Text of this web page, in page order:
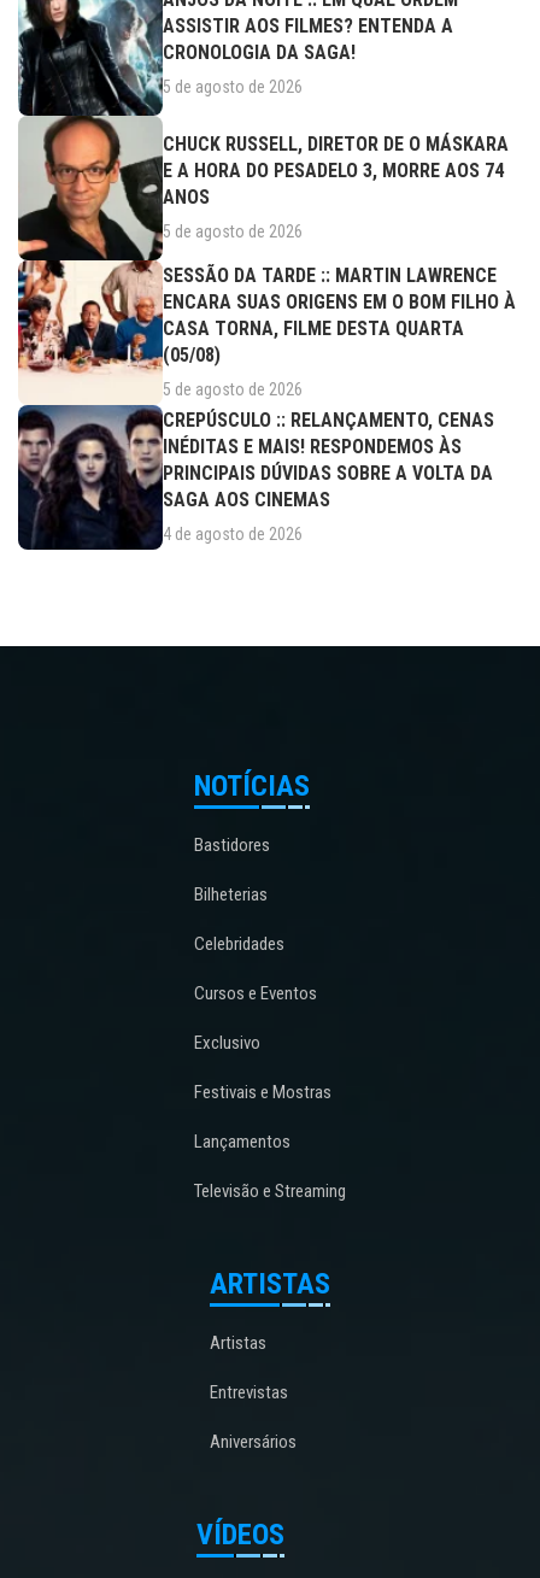
ASSISTIR AOS FILMES? ENTENDA A
CRONOLOGIA DA SAGA!
5 de agosto de 2026
CHUCK RUSSELL, DIRETOR DE O MÁSKARA
E A HORA DO PESADELO 3, MORRE AOS 74
ANOS
5 de agosto de 2026
SESSÃO DA TARDE :: MARTIN LAWRENCE
ENCARA SUAS ORIGENS EM O BOM FILHO À
CASA TORNA, FILME DESTA QUARTA
(05/08)
5 de agosto de 2026
CREPÚSCULO :: RELANÇAMENTO, CENAS
INÉDITAS E MAIS! RESPONDEMOS ÀS
PRINCIPAIS DÚVIDAS SOBRE A VOLTA DA
SAGA AOS CINEMAS
4 de agosto de 2026
NOTÍCIAS
Bastidores
Bilheterias
Celebridades
Cursos e Eventos
Exclusivo
Festivais e Mostras
Lançamentos
Televisão e Streaming
ARTISTAS
Artistas
Entrevistas
Aniversários
VÍDEOS